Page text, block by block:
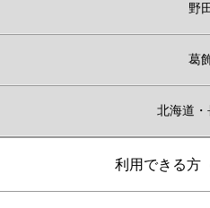
野田
葛
北海道
利用できる方